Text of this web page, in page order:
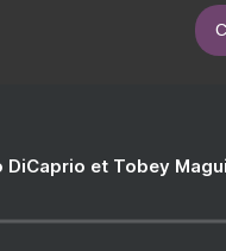
DiCaprio et Tobey